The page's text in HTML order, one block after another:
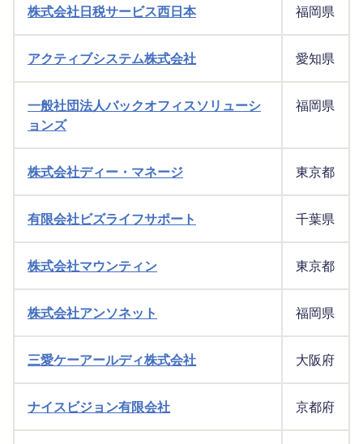
株式会社日税サービス西日本 福岡県
アクティブシステム株式会社 愛知県
一般社団法人バックオフィスソリューシ
ョンズ
福岡県
株式会社ディー・マネージ 東京都
有限会社ビズライフサポート 千葉県
株式会社マウンティン 東京都
株式会社アンソネット 福岡県
三愛ケーアールディ株式会社 大阪府
ナイスビジョン有限会社 京都府